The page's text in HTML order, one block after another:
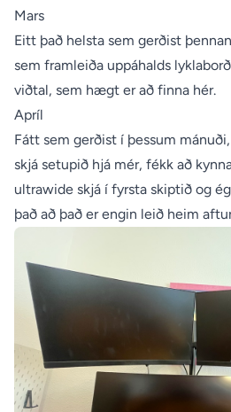
Mars
Eitt það helsta sem gerðist
sem framleiða uppáhalds
viðtal, sem hægt er að finna hér.
Apríl
Fátt sem gerðist í þessum
skjá setupið hjá mér, fékk að
ultrawide skjá í fyrsta skiptið og
það að það er engin leið heim